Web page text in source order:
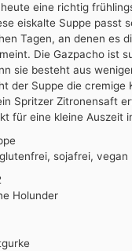
eine richtig
eiskalte Suppe passt
Tagen, an denen es
Die Gazpacho ist
sie besteht aus
der Suppe die cremige
Spritzer Zitronensaft
für eine kleine Auszeit
glutenfrei, sojafrei, vegan
Holunder